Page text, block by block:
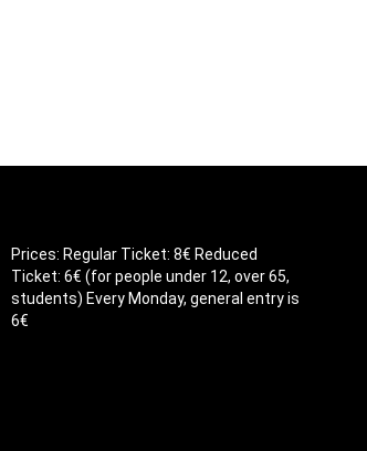
Prices: Regular Ticket: 8€ Reduced
Ticket: 6€ (for people under 12, over 65,
students) Every Monday, general entry is
6€